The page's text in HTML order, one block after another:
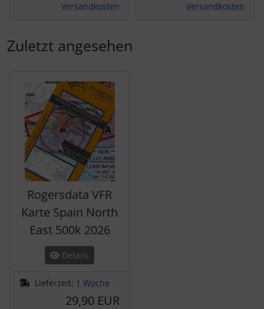
Versandkosten
Versandkosten
Zuletzt angesehen
Rogersdata VFR
Karte Spain North
East 500k 2026
Details
Lieferzeit: 1 Woche
29,90 EUR